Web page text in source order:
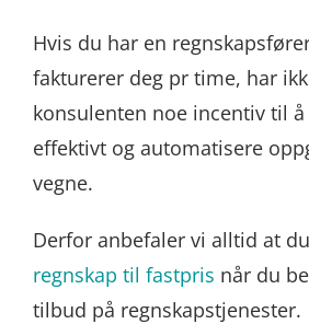
Hvis du har en
fakturerer deg pr time, har
konsulenten noe incentiv til
effektivt og automatisere
vegne.
Derfor anbefaler vi alltid at
regnskap til fastpris når du
tilbud på regnskapstjenester.